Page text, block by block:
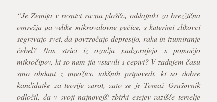
“Je Zemlja v resnici ravna plošča, oddajniki za brezžična
omrežja pa velike mikrovalovne pečice, s katerimi zlikovci
segrevajo svet, da povzročajo depresijo, raka in izumiranje
čebel? Nas strici iz ozadja nadzorujejo s pomočjo
mikročipov, ki so nam jih vstavili s cepivi? V zadnjem času
smo obdani z množico takšnih pripovedi, ki so dobre
kandidatke za teorije zarot, zato se je Tomaž Grušovnik
odločil, da v svoji najnovejši zbirki esejev razišče temelje